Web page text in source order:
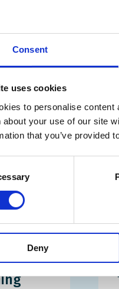
Consent
uses cookies
to personalise
about your use of our site
that you’ve provided
Deny